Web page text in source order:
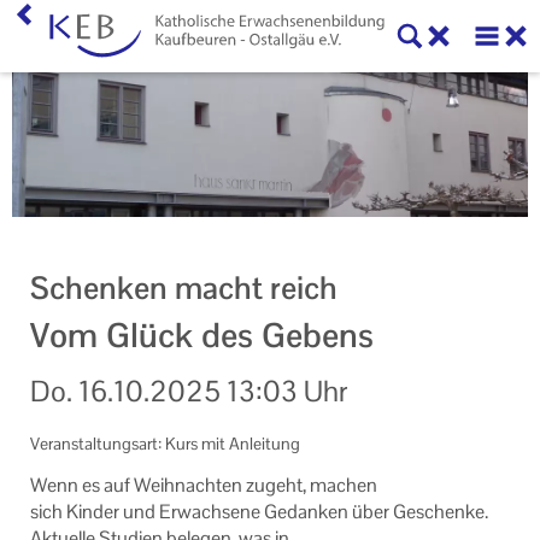
Schenken macht reich
Vom Glück des Gebens
Do. 16.10.2025 13:03 Uhr
Veranstaltungsart: Kurs mit Anleitung
Wenn es auf Weih­nach­ten zu­geht, ma­chen
sich Kin­der und Er­wach­se­ne Ge­dan­ken über Ge­schen­ke.
Home
KEB Kaufbeuren
Willkommen
Mitglieder der KEB Kaufbeuren - Ostallgäu
Referenten
Veranstaltungen
Online-Veranstaltungen
Eltern-Kind-Gruppen